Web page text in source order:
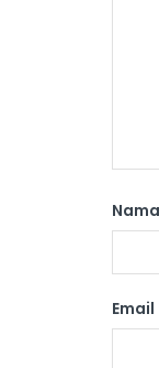
Nama
Email